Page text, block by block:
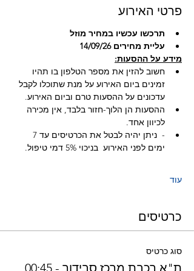
פרטי האירוע
תרכשו עכשיו במחיר מוזל
עליית מחירים 14/09/26
מידע על ההסעות:
חשוב להזין את מספר הטלפון בו תהיו
זמינים ביום האירוע על מנת שתוכלו לקבל
עדכונים על ההסעות טרם וביום האירוע.
ההסעות הן הלוך-חזור בלבד, אין מכירה
לכיוון אחד.
ימים לפני האירוע  בניכוי 5% דמי טיפול.
עוד
כרטיסים
סוג כרטיס
ת"א רכבת מרכז סבידור - 00:45